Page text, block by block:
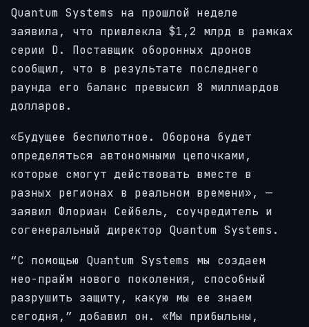
Quantum Systems на прошлой неделе
заявила, что привлекла $1,2 млрд в рамках
серии D. Поставщик оборонных дронов
сообщил, что в результате последнего
раунда его баланс превысил 8 миллиардов
долларов.
«Будущее беспилотное. Оборона будет
определяться автономными цепочками,
которые смогут действовать вместе в
разных регионах в реальном времени», —
заявил Флориан Сейбель, соучредитель и
согенеральный директор Quantum Systems.
“С помощью Quantum Systems мы создаем
нео-прайм нового поколения, способный
разрушить защиту, какую мы ее знаем
сегодня,” добавил он. «Мы прибыльны,